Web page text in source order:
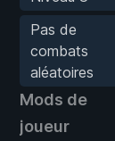
Pas de
combats
aléatoires
Mods de
joueur